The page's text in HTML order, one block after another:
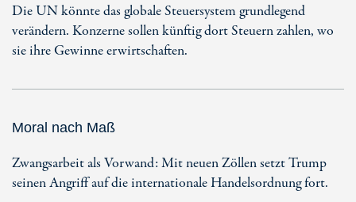
Die UN könnte das globale Steuersystem grundlegend
verändern. Konzerne sollen künftig dort Steuern zahlen, wo
sie ihre Gewinne erwirtschaften.
Moral nach Maß
Zwangsarbeit als Vorwand: Mit neuen Zöllen setzt Trump
seinen Angriff auf die internationale Handelsordnung fort.